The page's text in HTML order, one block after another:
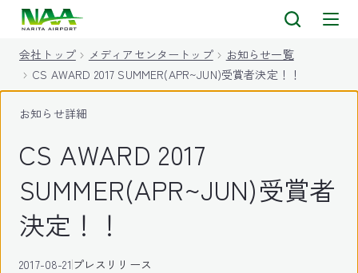
会社トップ メディアセンタートップ
お知らせ一覧
CS AWARD 2017 SUMMER(APR~JUN)受賞者決定！！
お知らせ詳細
CS AWARD 2017
SUMMER(APR~JUN)受賞者
決定！！
2017-08-21プレスリリース